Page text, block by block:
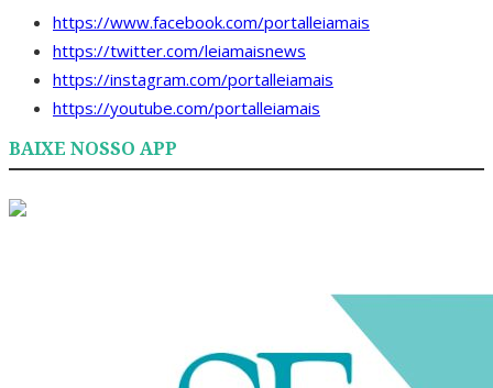
https://www.facebook.com/portalleiamais
https://twitter.com/leiamaisnews
https://instagram.com/portalleiamais
https://youtube.com/portalleiamais
BAIXE NOSSO APP